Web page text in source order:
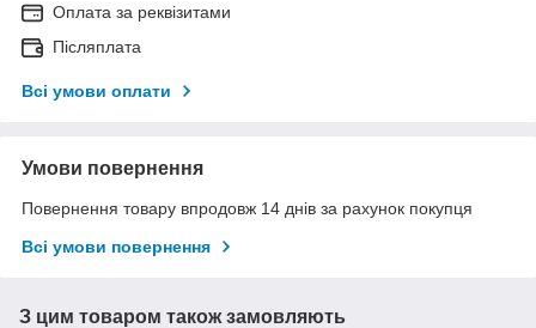
Оплата за реквізитами
Післяплата
Всі умови оплати
Умови повернення
Повернення товару впродовж 14 днів за рахунок покупця
Всі умови повернення
З цим товаром також замовляють